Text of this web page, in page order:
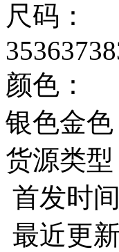
尺码：
35363738
颜色：
银色金色
货源类
首发时
最近更